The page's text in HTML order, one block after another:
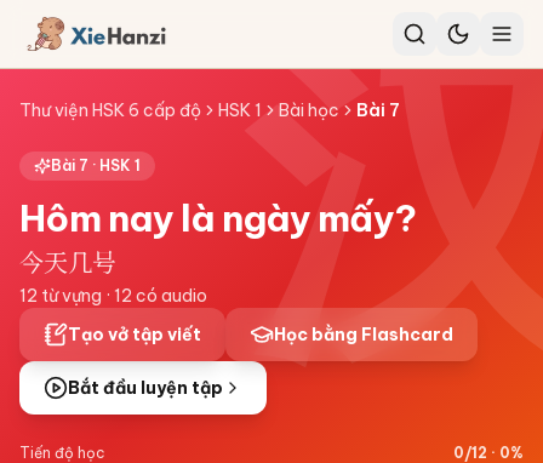
Thư viện HSK 6 cấp độ HSK 1 Bài học Bài 7
Bài 7 · HSK 1
Hôm nay là ngày mấy?
今天几号
12 từ vựng · 12 có audio
Tạo vở tập viết
Học bằng Flashcard
Bắt đầu luyện tập
Tiến độ học 0/12 · 0%